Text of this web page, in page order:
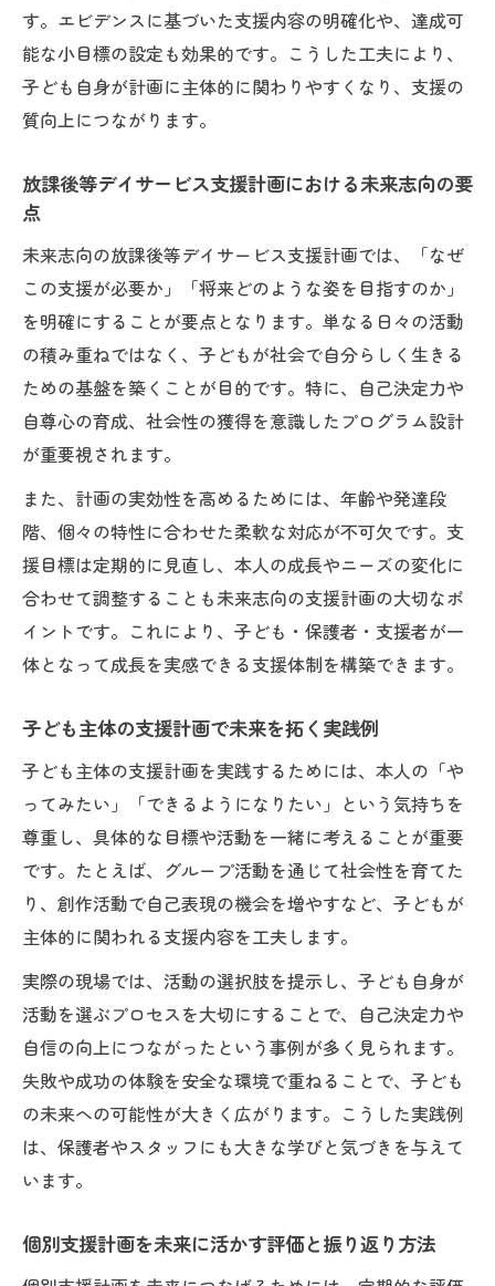
す。エビデンスに基づいた支援内容の明確化や、達成可
能な小目標の設定も効果的です。こうした工夫により、
子ども自身が計画に主体的に関わりやすくなり、支援の
質向上につながります。
放課後等デイサービス支援計画における未来志向の要
点
未来志向の放課後等デイサービス支援計画では、「なぜ
この支援が必要か」「将来どのような姿を目指すのか」
を明確にすることが要点となります。単なる日々の活動
の積み重ねではなく、子どもが社会で自分らしく生きる
ための基盤を築くことが目的です。特に、自己決定力や
自尊心の育成、社会性の獲得を意識したプログラム設計
が重要視されます。
また、計画の実効性を高めるためには、年齢や発達段
階、個々の特性に合わせた柔軟な対応が不可欠です。支
援目標は定期的に見直し、本人の成長やニーズの変化に
合わせて調整することも未来志向の支援計画の大切なポ
イントです。これにより、子ども・保護者・支援者が一
体となって成長を実感できる支援体制を構築できます。
子ども主体の支援計画で未来を拓く実践例
子ども主体の支援計画を実践するためには、本人の「や
ってみたい」「できるようになりたい」という気持ちを
尊重し、具体的な目標や活動を一緒に考えることが重要
です。たとえば、グループ活動を通じて社会性を育てた
り、創作活動で自己表現の機会を増やすなど、子どもが
主体的に関われる支援内容を工夫します。
実際の現場では、活動の選択肢を提示し、子ども自身が
活動を選ぶプロセスを大切にすることで、自己決定力や
自信の向上につながったという事例が多く見られます。
失敗や成功の体験を安全な環境で重ねることで、子ども
の未来への可能性が大きく広がります。こうした実践例
は、保護者やスタッフにも大きな学びと気づきを与えて
います。
個別支援計画を未来に活かす評価と振り返り方法